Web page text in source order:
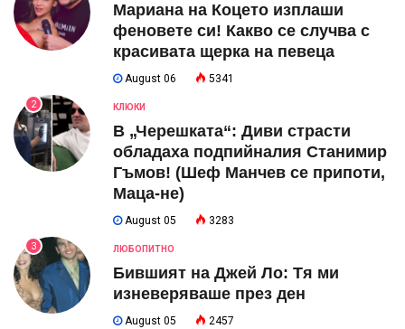
Мариана на Коцето изплаши
феновете си! Какво се случва с
красивата щерка на певеца
August 06 5341
2 КЛЮКИ
В „Черешката“: Диви страсти
обладаха подпийналия Станимир
Гъмов! (Шеф Манчев се припоти,
Маца-не)
August 05 3283
3 ЛЮБОПИТНО
Бившият на Джей Ло: Тя ми
изневеряваше през ден
August 05 2457